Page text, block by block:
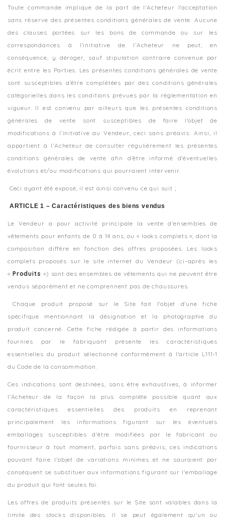
Toute commande implique de la part de l’Acheteur l'acceptation
sans réserve des présentes conditions générales de vente. Aucune
des clauses portées sur les bons de commande ou sur les
correspondances à l’initiative de l’Acheteur ne peut, en
conséquence, y déroger, sauf stipulation contraire convenue par
écrit entre les Parties. Les présentes conditions générales de vente
sont susceptibles d’être complétées par des conditions générales
catégorielles dans les conditions prévues par la réglementation en
vigueur. Il est convenu par ailleurs que les présentes conditions
générales de vente sont susceptibles de faire l’objet de
modifications à l’initiative au Vendeur, ceci sans préavis. Ainsi, il
appartient à l’Acheteur de consulter régulièrement les présentes
conditions générales de vente afin d’être informé d’éventuelles
évolutions et/ou modifications qui pourraient intervenir.
Ceci ayant été exposé, il est ainsi convenu ce qui suit ;
ARTICLE 1 – Caractéristiques des biens vendus
Le Vendeur a pour activité principale la vente d’ensembles de
vêtements pour enfants de 0 à 14 ans, ou « looks complets », dont la
composition diffère en fonction des offres proposées. Les looks
complets proposés sur le site internet du Vendeur (ci-après les
«Produits ») sont des ensembles de vêtements qui ne peuvent être
vendus séparément et ne comprennent pas de chaussures.
Chaque produit proposé sur le Site fait l'objet d'une fiche
spécifique mentionnant la désignation et la photographie du
produit concerné. Cette fiche rédigée à partir des informations
fournies par le fabriquant présente les caractéristiques
essentielles du produit sélectionné conformément à l'article L111-1
du Code de la consommation.
Ces indications sont destinées, sans être exhaustives, à informer
l’Acheteur de la façon la plus complète possible quant aux
caractéristiques essentielles des produits en reprenant
principalement les informations figurant sur les éventuels
emballages susceptibles d'être modifiées par le fabricant ou
fournisseur à tout moment, parfois sans préavis, ces indications
pouvant faire l'objet de variations minimes et ne sauraient par
conséquent se substituer aux informations figurant sur l'emballage
du produit qui font seules foi.
Les offres de produits présentés sur le Site sont valables dans la
limite des stocks disponibles. Il se peut également qu'un ou